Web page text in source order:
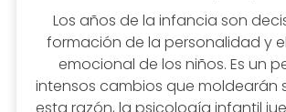
Los años de la infancia son
formación de la personalidad y
emocional de los niños. Es un
intensos cambios que moldearán